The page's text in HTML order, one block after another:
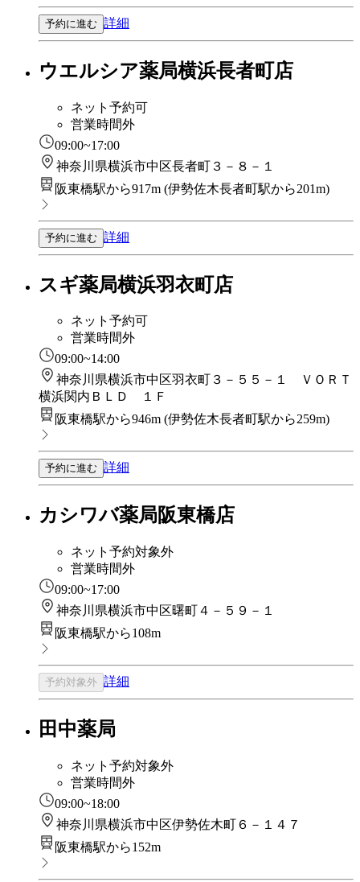
予約に進む 詳細
ウエルシア薬局横浜長者町店
ネット予約可
営業時間外
09:00~17:00
神奈川県横浜市中区長者町３－８－１
阪東橋駅から917m (伊勢佐木長者町駅から201m)
予約に進む 詳細
スギ薬局横浜羽衣町店
ネット予約可
営業時間外
09:00~14:00
神奈川県横浜市中区羽衣町３－５５－１ ＶＯＲＴ
横浜関内ＢＬＤ １Ｆ
阪東橋駅から946m (伊勢佐木長者町駅から259m)
予約に進む 詳細
カシワバ薬局阪東橋店
ネット予約対象外
営業時間外
09:00~17:00
神奈川県横浜市中区曙町４－５９－１
阪東橋駅から108m
予約対象外 詳細
田中薬局
ネット予約対象外
営業時間外
09:00~18:00
神奈川県横浜市中区伊勢佐木町６－１４７
阪東橋駅から152m